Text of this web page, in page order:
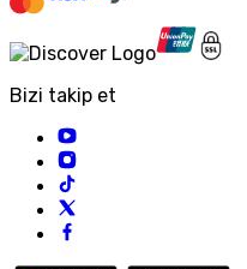
Bizi takip et